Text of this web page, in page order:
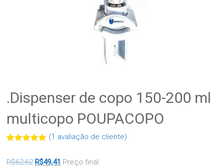
.Dispenser de copo 150-200 ml
multicopo POUPACOPO
de 5, com
(1 avaliação de cliente)
R$62,62 R$49,41 Preço final